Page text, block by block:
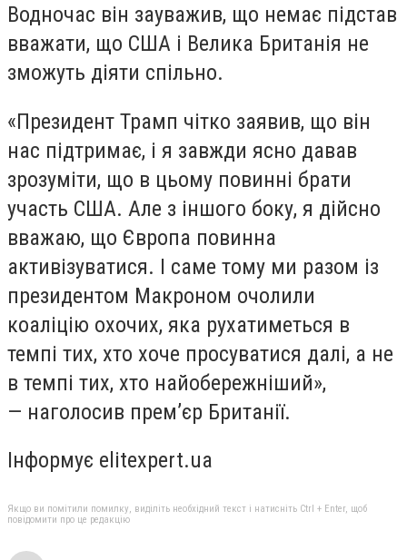
Водночас він зауважив, що немає підстав
вважати, що США і Велика Британія не
зможуть діяти спільно.
«Президент Трамп чітко заявив, що він
нас підтримає, і я завжди ясно давав
зрозуміти, що в цьому повинні брати
участь США. Але з іншого боку, я дійсно
вважаю, що Європа повинна
активізуватися. І саме тому ми разом із
президентом Макроном очолили
коаліцію охочих, яка рухатиметься в
темпі тих, хто хоче просуватися далі, а не
в темпі тих, хто найобережніший»,
— наголосив прем’єр Британії.
Інформує elitexpert.ua
Якщо ви помітили помилку, виділіть необхідний текст і натисніть Ctrl + Enter, щоб
повідомити про це редакцію